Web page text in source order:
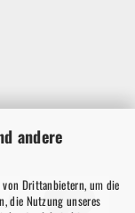
andere
von Drittanbietern, um die
die Nutzung unseres